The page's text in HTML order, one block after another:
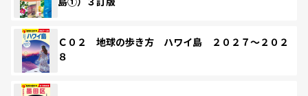
Ｃ０２ 地球の歩き方 ハワイ島 ２０２７～２０２
８